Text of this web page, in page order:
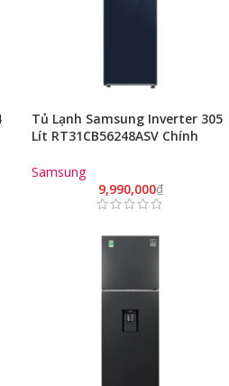
Tủ Lạnh Samsung Inverter 305
Lít RT31CB56248ASV Chính
Samsung
9,990,000₫